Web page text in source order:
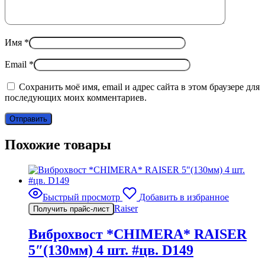
Имя *
Email *
Сохранить моё имя, email и адрес сайта в этом браузере для
последующих моих комментариев.
Похожие товары
Быстрый просмотр Добавить в избранное
Получить прайс-лист Raiser
Виброхвост *CHIMERA* RAISER
5″(130мм) 4 шт. #цв. D149